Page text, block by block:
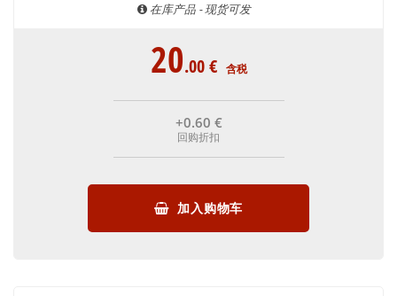
在库产品 - 现货可发
20.00€ 含税
+0.60 €
回购折扣
加入购物车